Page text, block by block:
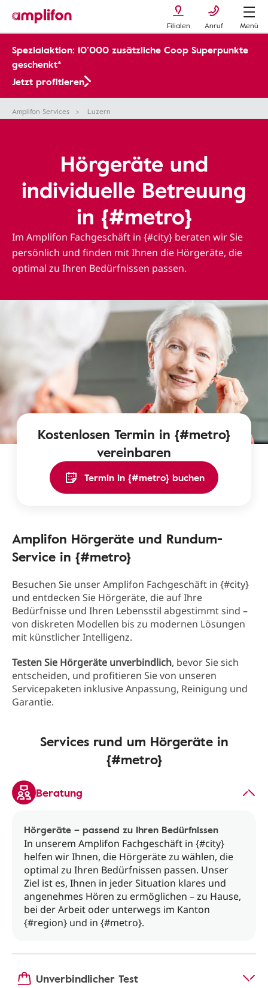
Filialen Anruf Menü
Spezialaktion: 10’000 zusätzliche Coop Superpunkte
geschenkt*
Jetzt profitieren
Amplifon Services Luzern
Hörgeräte und
individuelle Betreuung
in {#metro}
Im Amplifon Fachgeschäft in {#city} beraten wir Sie
persönlich und finden mit Ihnen die Hörgeräte, die
optimal zu Ihren Bedürfnissen passen.
Kostenlosen Termin in {#metro}
vereinbaren
Termin in {#metro} buchen
Amplifon Hörgeräte und Rundum-
Service in {#metro}
Besuchen Sie unser Amplifon Fachgeschäft in {#city}
und entdecken Sie Hörgeräte, die auf Ihre
Bedürfnisse und Ihren Lebensstil abgestimmt sind –
von diskreten Modellen bis zu modernen Lösungen
mit künstlicher Intelligenz.
Testen Sie Hörgeräte unverbindlich, bevor Sie sich
entscheiden, und profitieren Sie von unseren
Servicepaketen inklusive Anpassung, Reinigung und
Garantie.
Services rund um Hörgeräte in
{#metro}
Beratung
Hörgeräte – passend zu Ihren Bedürfnissen
In unserem Amplifon Fachgeschäft in {#city}
helfen wir Ihnen, die Hörgeräte zu wählen, die
optimal zu Ihren Bedürfnissen passen. Unser
Ziel ist es, Ihnen in jeder Situation klares und
angenehmes Hören zu ermöglichen – zu Hause,
bei der Arbeit oder unterwegs im Kanton
{#region} und in {#metro}.
Unverbindlicher Test